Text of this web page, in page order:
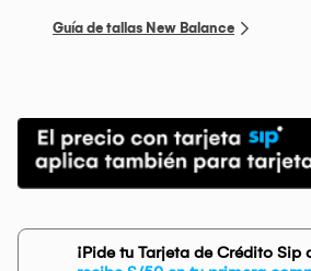
Guía de tallas New Balance
¡Pide tu Tarjeta de Crédito Sip